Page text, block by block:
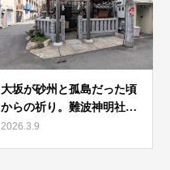
大坂が砂州と孤島だった頃
からの祈り。難波神明社…
2026.3.9